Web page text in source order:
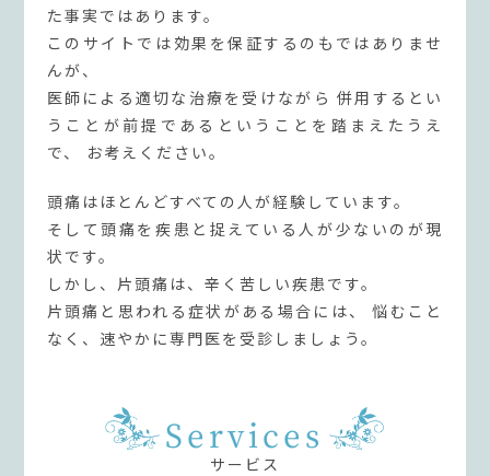
た事実ではあります。
このサイトでは効果を保証するのもではありませ
んが、
医師による適切な治療を受けながら 併用するとい
うことが前提であるということを踏まえたうえ
で、
お考えください。
頭痛はほとんどすべての人が経験しています。
そして頭痛を疾患と捉えている人が少ないのが現
状です。
しかし、片頭痛は、辛く苦しい疾患です。
片頭痛と思われる症状がある場合には、
悩むこと
なく、速やかに専門医を受診しましょう。
Services
サービス